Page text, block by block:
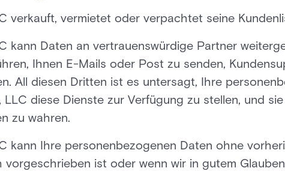
verkauft, vermietet oder verpachtet seine
kann Daten an vertrauenswürdige Partner
Ihnen E-Mails oder Post zu senden,
All diesen Dritten ist es untersagt, Ihre
LLC diese Dienste zur Verfügung zu stellen, und
zu wahren.
kann Ihre personenbezogenen Daten ohne
vorgeschrieben ist oder wenn wir in gutem